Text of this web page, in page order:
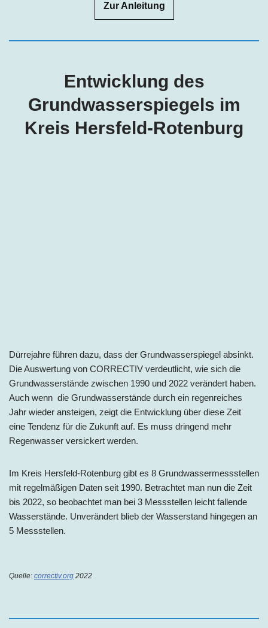
Zur Anleitung
Entwicklung des
Grundwasserspiegels im
Kreis Hersfeld-Rotenburg
Dürrejahre führen dazu, dass der Grundwasserspiegel absinkt.
Die Auswertung von CORRECTIV verdeutlicht, wie sich die
Grundwasserstände zwischen 1990 und 2022 verändert haben.
Auch wenn die Grundwasserstände durch ein regenreiches
Jahr wieder ansteigen, zeigt die Entwicklung über diese Zeit
eine Tendenz für die Zukunft auf. Es muss dringend mehr
Regenwasser versickert werden.
Im Kreis Hersfeld-Rotenburg gibt es 8 Grundwassermessstellen
mit regelmäßigen Daten seit 1990. Betrachtet man nun die Zeit
bis 2022, so beobachtet man bei 3 Messstellen leicht fallende
Wasserstände. Unverändert blieb der Wasserstand hingegen an
5 Messstellen.
Quelle: correctiv.org 2022